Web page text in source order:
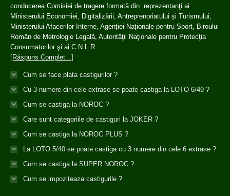
conducerea Comisiei de tragere formată din: reprezentanţi ai
Ministerului Economiei, Digitalizării, Antreprenoriatului și Turismului,
Ministerului Afacerilor Interne, Agenției Naționale pentru Sport, Biroului
Român de Metrologie Legală, Autorităţii Naţionale pentru Protecţia
Consumatorilor şi ai C.N.L.R
[Răspuns Complet...]
Cum se face plata castigurilor ?
Cu 3 numere din cele extrase se poate castiga la LOTO 6/49 ?
Cum se castiga la NOROC ?
Care sunt categoriile de castiguri la JOKER ?
Cum se castiga la NOROC PLUS ?
La LOTO 5/40 se poate castiga cu 3 numere din cele 6 extrase ?
Cum se castiga la SUPER NOROC ?
Cum se impoziteaza castigurile ?